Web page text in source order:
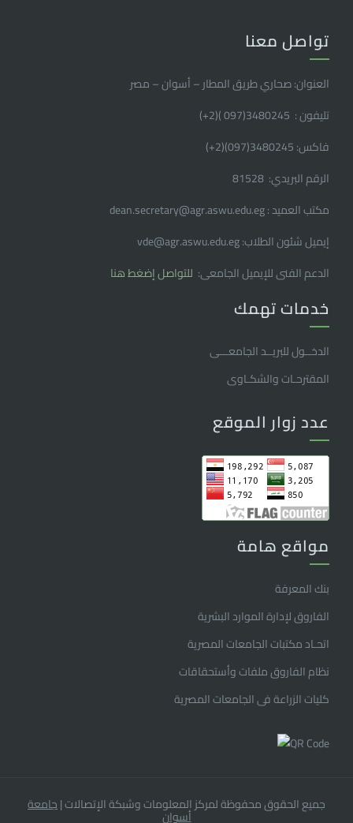
تواصل معنا
العنوان: صحاري طريق المطار – أسوان – مصر
تليفون : 3480245(097 )(2
+
)
فاكس: 3480245(097)(2
+
)
الرقم البريدي: 81528
مكتب العميد : dean.secretary@agr.aswu.edu.eg
إيميل شئون الطلاب: vde@agr.aswu.edu.eg
الدعم الفنى للإيميل الجامعى: للتواصل إضغط هنا
خدمات تهمك
الدخــول للبريــد الجامعـــى
المقترحـات والشكـاوى
عدد زوار الموقع
مواقع هامة
بنك المعرفة
الفاروق ﻹدارة الموارد البشرية
اتحـاد مكتبات الجامعات المصرية
نظام الفاروق ملفات وأستحقاقات
كليات الزراعة فى الجامعات المصرية
جميع الحقوق محفوظة لمركز المعلومات وشبكة الإتصالات|جامعة
أسوان